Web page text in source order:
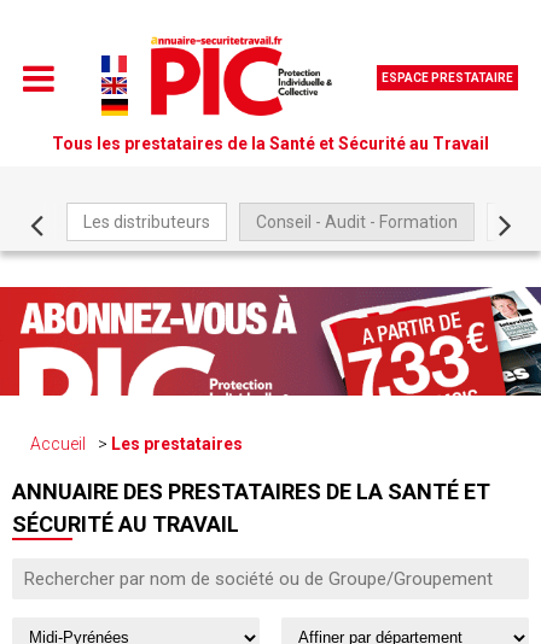
ESPACE PRESTATAIRE
Tous les prestataires de la Santé et Sécurité au Travail
Les distributeurs Conseil - Audit - Formation Être
Accueil Les prestataires
ANNUAIRE DES PRESTATAIRES DE LA SANTÉ ET
SÉCURITÉ AU TRAVAIL